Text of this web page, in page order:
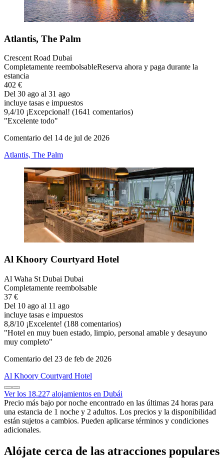
Atlantis, The Palm
Crescent Road Dubai
Completamente reembolsableReserva ahora y paga durante la
estancia
402 €
Del 30 ago al 31 ago
incluye tasas e impuestos
9,4/10 ¡Excepcional! (1641 comentarios)
"Excelente todo"
Comentario del 14 de jul de 2026
Atlantis, The Palm
Al Khoory Courtyard Hotel
Al Waha St Dubai Dubai
Completamente reembolsable
37 €
Del 10 ago al 11 ago
incluye tasas e impuestos
8,8/10 ¡Excelente! (188 comentarios)
"Hotel en muy buen estado, limpio, personal amable y desayuno
muy completo"
Comentario del 23 de feb de 2026
Al Khoory Courtyard Hotel
Ver los 18.227 alojamientos en Dubái
Precio más bajo por noche encontrado en las últimas 24 horas para
una estancia de 1 noche y 2 adultos. Los precios y la disponibilidad
están sujetos a cambios. Pueden aplicarse términos y condiciones
adicionales.
Alójate cerca de las atracciones populares